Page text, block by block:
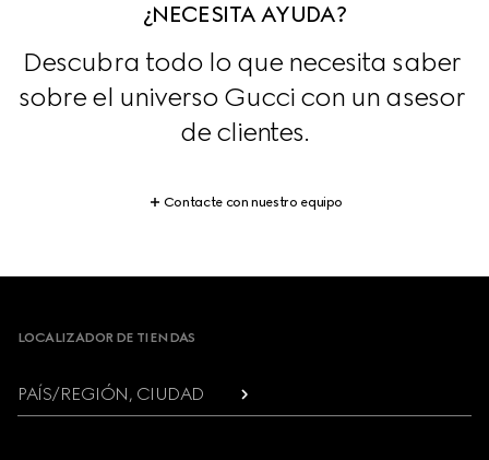
¿NECESITA AYUDA?
Descubra todo lo que necesita saber
sobre el universo Gucci con un asesor
de clientes.
Contacte con nuestro equipo
LOCALIZADOR DE TIENDAS
PAÍS/REGIÓN, CIUDAD